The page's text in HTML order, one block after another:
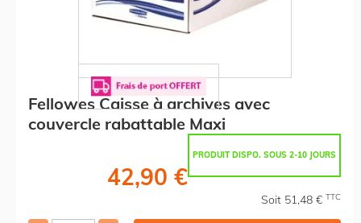
Fellowes Caisse à archives avec
couvercle rabattable Maxi
PRODUIT DISPO. SOUS 2-10 JOURS
42,90 €
Soit 51,48 € TTC